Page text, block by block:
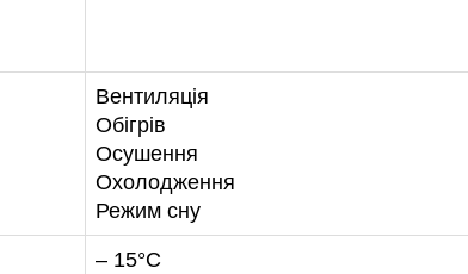
Вентиляція
Обігрів
Осушення
Охолодження
Режим сну
– 15°C